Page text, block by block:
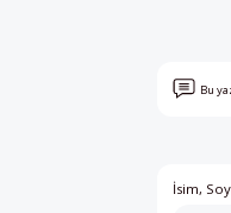
Bu
İsim,